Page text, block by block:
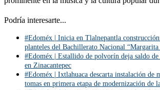
Podría interesarte...
#Edoméx | Inicia en Tlalnepantla construcción
planteles del Bachillerato Nacional “Margarita
#Edoméx | Estallido de polvorín deja saldo
en Zinacantepec
#Edoméx | Ixtlahuaca descarta instalación de
tomas en primera etapa de modernización de